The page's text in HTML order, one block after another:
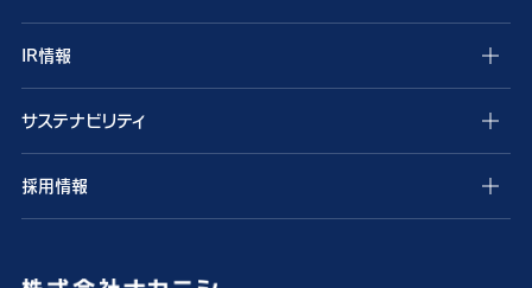
IR情報
サステナビリティ
採用情報